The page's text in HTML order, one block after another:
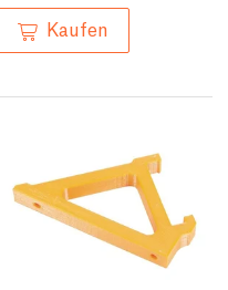
Kaufen